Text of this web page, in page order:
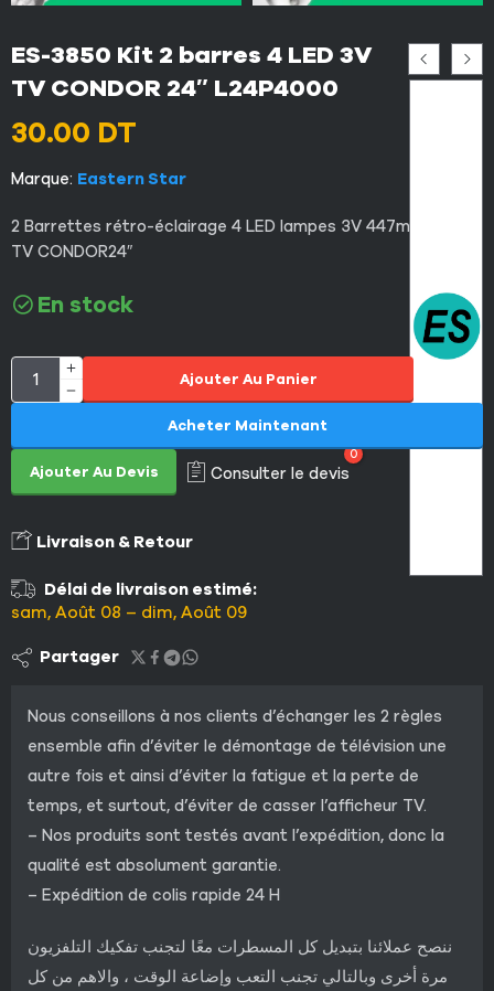
ES-3850 Kit 2 barres 4 LED 3V
TV CONDOR 24″ L24P4000
30.00 DT
Marque: Eastern Star
2 Barrettes rétro-éclairage 4 LED lampes 3V 447mm pour
TV CONDOR24″
En stock
Ajouter Au Panier
Ajouter Au Devis Consulter le devis
0
Acheter Maintenant
Livraison & Retour
Délai de livraison estimé:
sam, Août 08 – dim, Août 09
Partager
Nous conseillons à nos clients d’échanger les 2 règles
ensemble afin d’éviter le démontage de télévision une
autre fois et ainsi d’éviter la fatigue et la perte de
temps, et surtout, d’éviter de casser l’afficheur TV.
– Nos produits sont testés avant l’expédition, donc la
qualité est absolument garantie.
– Expédition de colis rapide 24 H
ننصح عملائنا بتبديل كل المسطرات معًا لتجنب تفكيك التلفزيون
مرة أخرى وبالتالي تجنب التعب وإضاعة الوقت ، والاهم من كل